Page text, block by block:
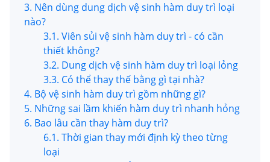
3. Nên dùng dung dịch vệ sinh hàm duy trì loại
nào?
3.1. Viên sủi vệ sinh hàm duy trì - có cần
thiết không?
3.2. Dung dịch vệ sinh hàm duy trì loại lỏng
3.3. Có thể thay thế bằng gì tại nhà?
4. Bộ vệ sinh hàm duy trì gồm những gì?
5. Những sai lầm khiến hàm duy trì nhanh hỏng
6. Bao lâu cần thay hàm duy trì?
6.1. Thời gian thay mới định kỳ theo từng
loại